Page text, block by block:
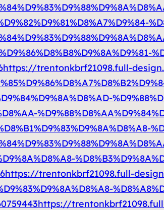
https://trentonkbrf21098.full-
https://trentonkbrf21098.full-
https://